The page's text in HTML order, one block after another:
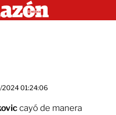
2024 01:24:06
cayó de manera